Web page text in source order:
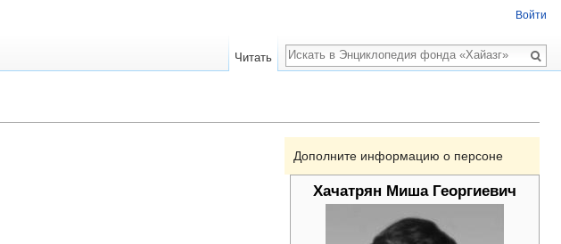
Дополните информацию о персоне
Хачатрян Миша Георгиевич
Войти
Читать
Поиск